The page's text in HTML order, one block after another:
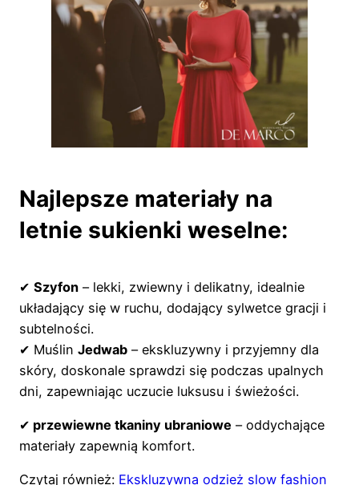
Najlepsze materiały na
letnie sukienki weselne:
✔ Szyfon – lekki, zwiewny i delikatny, idealnie
układający się w ruchu, dodający sylwetce gracji i
subtelności.
✔ Muślin Jedwab – ekskluzywny i przyjemny dla
skóry, doskonale sprawdzi się podczas upalnych
dni, zapewniając uczucie luksusu i świeżości.
✔ przewiewne tkaniny ubraniowe – oddychające
materiały zapewnią komfort.
Czytaj również: Ekskluzywna odzież slow fashion